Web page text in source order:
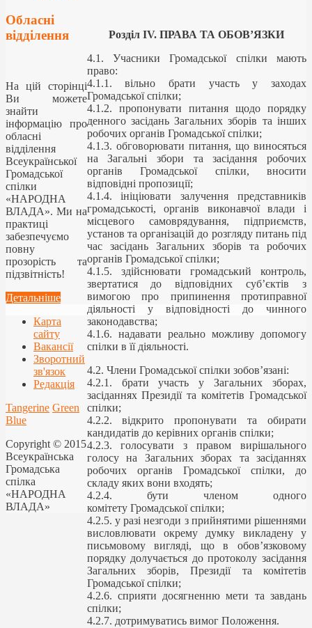
РозділІV. ПРАВА ТА ОБОВ’ЯЗКИ
4.1. Учасники Громадської спілки мають
право:
4.1.1. вільно брати участь у заходах
Громадської спілки;
4.1.2. пропонувати питання щодо порядку
денного засідань Загальних зборів та інших
робочих органів Громадської спілки;
4.1.3. обговорювати питання, що виносяться
на Загальні збори та засідання робочих
органів Громадської спілки, вносити
відповідні пропозиції;
4.1.4. ініціювати залучення представників
громадськості, органів виконавчої влади і
місцевого самоврядування, підприємств,
установ та організацій до розгляду питань під
час засідань Загальних зборів та робочих
органів Громадської спілки;
4.1.5. здійснювати громадський контроль,
звертатися до відповідних суб’єктів з
вимогою про припинення протиправної
діяльності у відповідності до чинного
законодавства;
4.1.6. надавати реально можливу допомогу
спілки в її діяльності.
4.2. Члени Громадської спілки зобов’язані:
4.2.1. брати участь у Загальних зборах,
засіданнях Президії та комітетів Громадської
спілки;
4.2.2. відкрито пропонувати та обирати
кандидатів до керівних органів спілки;
4.2.3. голосувати з правом вирішального
голосу на Загальних зборах та засіданнях
робочих органів Громадської спілки, до
складу яких вони входять;
4.2.4. бути членом одного
комітету Громадської спілки;
4.2.5. у разі незгоди з прийнятими рішеннями
висловлювати окрему думку викладену у
письмовому вигляді, що в обов’язковому
порядку долучається до протоколу засідання
Загальних зборів, Президії та комітетів
Громадської спілки;
4.2.6. сприяти досягненню мети та завдань
спілки;
4.2.7. дотримуватись вимог Положення.
Обласні
відділення
На цій сторінці
Ви можете
знайти
інформацію про
обласні
відділення
Всеукраїнської
Громадської
спілки
«НАРОДНА
ВЛАДА». Ми на
практиці
забезпечуємо
повну
прозорість та
підзвітність!
Детальніше
Карта
сайту
Вакансії
Зворотний
зв'язок
Редакція
Tangerine Green
Blue
Copyright © 2015
Всеукраїнська
Громадська
спілка
«НАРОДНА
ВЛАДА»